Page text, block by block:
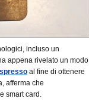
incluso un
appena rivelato un modo
al fine di ottenere
afferma che
smart card.